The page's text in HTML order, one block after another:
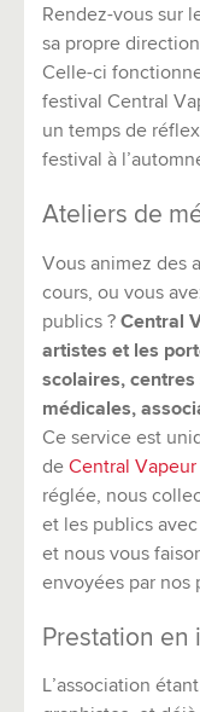
Rendez-vous sur
sa propre
Celle-ci
festival Central
un temps de
festival à
Ateliers de
Vous animez des
cours, ou vous
publics ? Central
artistes et les
scolaires,
médicales,
Ce service est
de Central Vapeur
réglée, nous
et les publics
et nous vous
envoyées par nos
Prestation
L’association